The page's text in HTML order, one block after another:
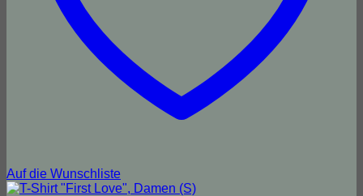
Auf die Wunschliste